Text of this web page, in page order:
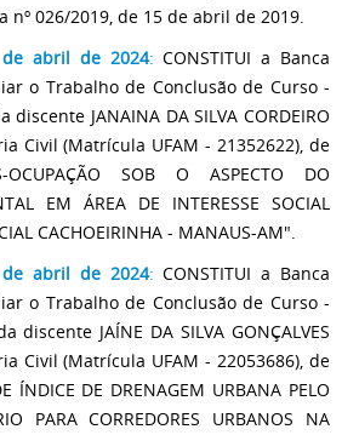
nº 026/2019, de 15 de abril de 2019.
abril de 2024: CONSTITUI a Banca
o Trabalho de Conclusão de Curso -
JANAINA DA SILVA CORDEIRO
Civil (Matrícula UFAM - 21352622), de
SOB O ASPECTO DO
EM ÁREA DE INTERESSE SOCIAL
CACHOEIRINHA - MANAUS-AM".
abril de 2024: CONSTITUI a Banca
o Trabalho de Conclusão de Curso -
discente JAÍNE DA SILVA GONÇALVES​​
Civil (Matrícula UFAM - 22053686), de
ÍNDICE DE DRENAGEM URBANA PELO
PARA CORREDORES URBANOS NA